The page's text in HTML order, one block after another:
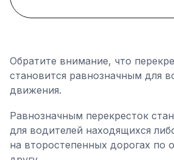
Обратите внимание, что
становится равнозначным для
движения.
Равнозначным перекресток
для водителей находящихся
на второстепенных дорогах по